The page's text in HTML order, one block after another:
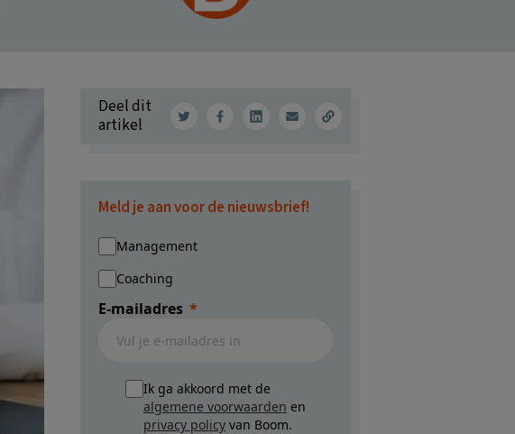
Deel dit
artikel
Meld je aan voor de nieuwsbrief!
Management
Coaching
E-mailadres
Ik ga akkoord met de
algemene voorwaarden en
privacy policy van Boom.